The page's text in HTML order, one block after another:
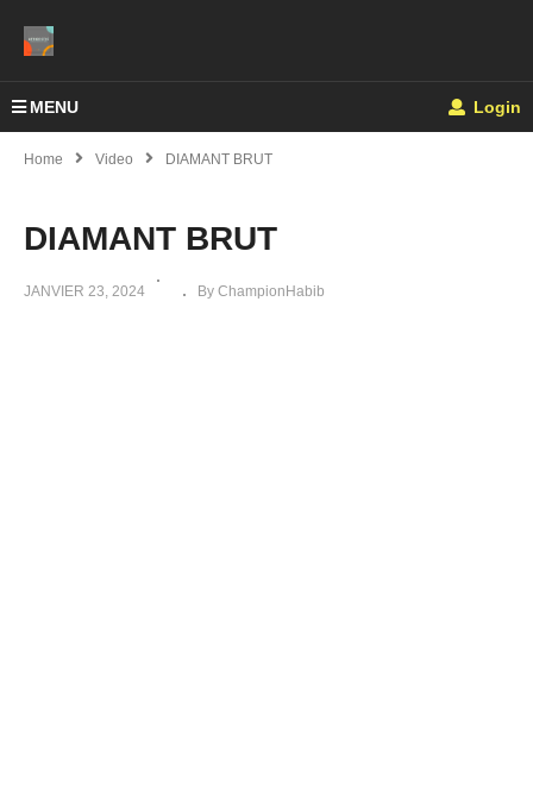
MENU Login
Home Video DIAMANT BRUT
DIAMANT BRUT
JANVIER 23, 2024 By ChampionHabib